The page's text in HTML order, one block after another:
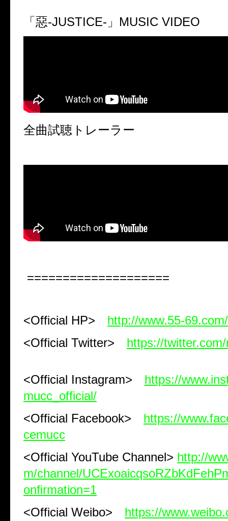
「惡-JUSTICE- 」 MUSIC VIDEO
全曲試聴トレーラ ー
====================
<Official HP>
http://www.55-69.com/
<Official Twitter>
https://
<Official Instagram>
https://
mucc_official/
<Official Facebook>
https://
cemucc
<Official YouTube Channel> http://
m/channel/
onfirmation=1
<Official Weibo>
https://